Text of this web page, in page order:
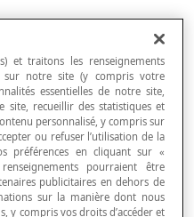
.
et traitons les renseignements
sur notre site (y compris votre
essentielles de notre site,
site, recueillir des statistiques et
personnalisé, y compris sur
ou refuser l’utilisation de la
préférences en cliquant sur «
pourraient être
publicitaires en dehors de
sur la manière dont nous
y compris vos droits d’accéder et